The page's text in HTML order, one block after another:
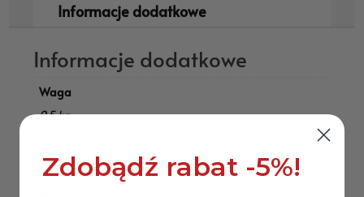
Informacje dodatkowe
Informacje dodatkowe
Waga
0,5 kg
70 cm x 54 cm
Zdobądź rabat -5%!